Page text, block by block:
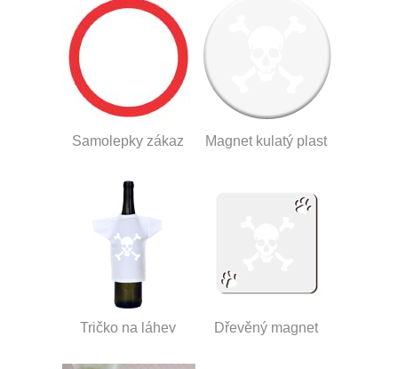
Samolepky zákaz Magnet kulatý plast
Tričko na láhev Dřevěný magnet